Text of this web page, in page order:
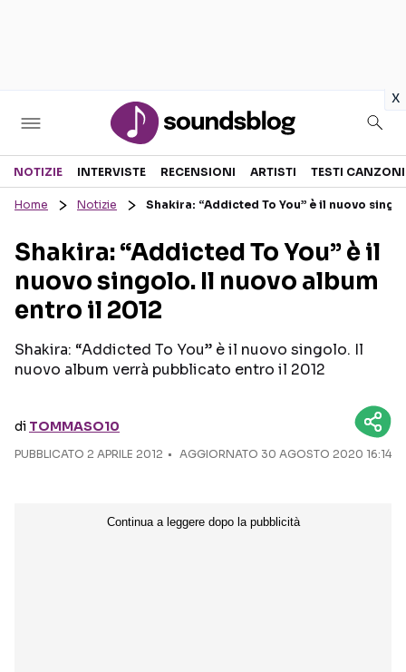
x
Sezioni
RECENSIONI MUSICALI
INTERVISTE
GOSSIP E CURIOSITÀ
TESTI CANZONI
TOUR ED EVENTI
Seguici sui social
NOTIZIE INTERVISTE RECENSIONI ARTISTI TESTI CANZONI
Home Notizie Shakira: “Addicted To You” è il nuovo
Shakira: “Addicted To You” è il
nuovo singolo. Il nuovo album
entro il 2012
Shakira: “Addicted To You” è il nuovo singolo. Il
nuovo album verrà pubblicato entro il 2012
di TOMMASO10
PUBBLICATO 2 APRILE 2012 AGGIORNATO 30 AGOSTO 2020 16:14